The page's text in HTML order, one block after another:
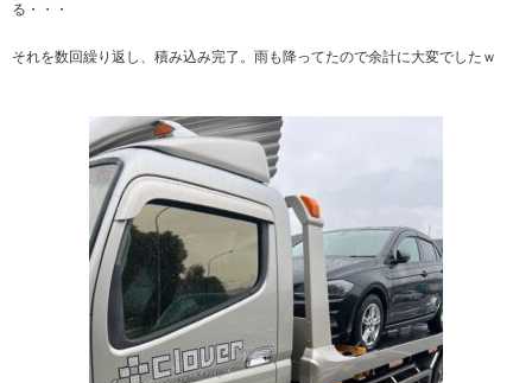
る・・・
それを数回繰り返し、積み込み完了。雨も降ってたので余計に大変でしたｗ